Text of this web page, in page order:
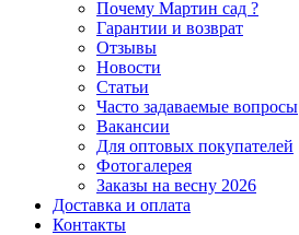
Почему Мартин сад ?
Гарантии и возврат
Отзывы
Новости
Статьи
Часто задаваемые вопросы
Вакансии
Для оптовых покупателей
Фотогалерея
Заказы на весну 2026
Доставка и оплата
Контакты